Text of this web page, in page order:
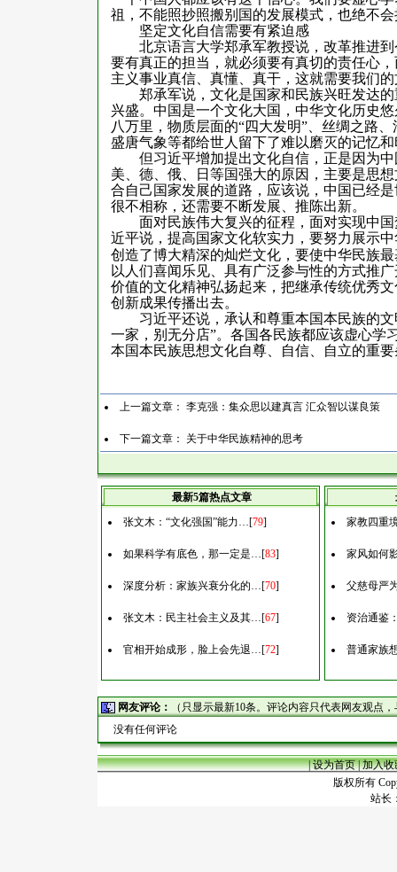
祖，不能照抄照搬别国的发展模式，也绝不
坚定文化自信需要有紧迫感
北京语言大学郑承军教授说，改革推进到
要有真正的担当，就必须要有真切的责任心
主义事业真信、真懂、真干，这就需要我们
郑承军说，文化是国家和民族兴旺发达的
兴盛。中国是一个文化大国，中华文化历史
八万里，物质层面的“四大发明”、丝绸之路
盛唐气象等都给世人留下了难以磨灭的记忆
但习近平增加提出文化自信，正是因为中
美、德、俄、日等国强大的原因，主要是思
合自己国家发展的道路，应该说，中国已经
很不相称，还需要不断发展、推陈出新。
面对民族伟大复兴的征程，面对实现中国
近平说，提高国家文化软实力，要努力展示
创造了博大精深的灿烂文化，要使中华民族
以人们喜闻乐见、具有广泛参与性的方式推
价值的文化精神弘扬起来，把继承传统优秀
创新成果传播出去。
习近平还说，承认和尊重本国本民族的文
一家，别无分店”。各国各民族都应该虚心学
本国本民族思想文化自尊、自信、自立的重
上一篇文章： 李克强：集众思以建真言 汇众智以谋良策
下一篇文章： 关于中华民族精神的思考
最新5篇热点文章
张文木：“文化强国”能力…[79]
如果科学有底色，那一定是…[83]
深度分析：家族兴衰分化的…[70]
张文木：民主社会主义及其…[67]
官相开始成形，脸上会先退…[72]
家教四重
家风如何
父慈母严
资治通鉴
普通家族
网友评论：
（只显示最新10条。评论内容只代表网友观点
没有任何评论
|设为首页|加入收
版权所有
站长